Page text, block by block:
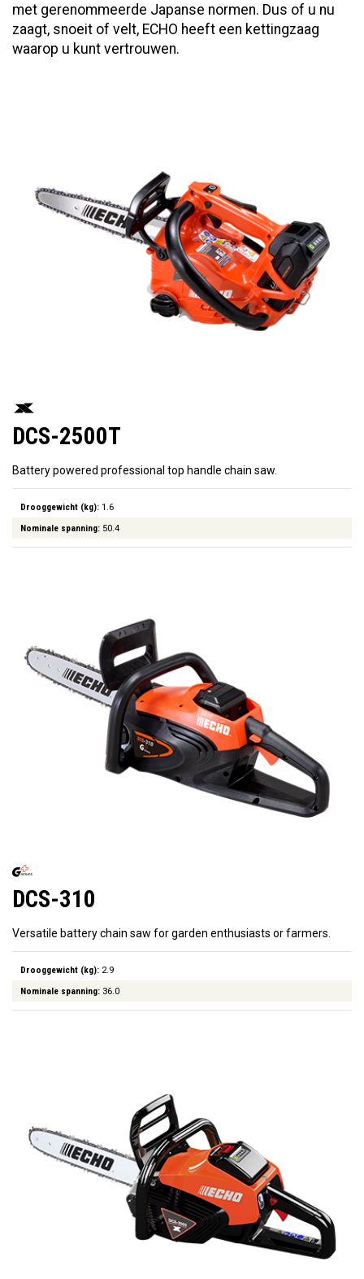
met gerenommeerde Japanse normen. Dus of u nu
zaagt, snoeit of velt, ECHO heeft een kettingzaag
waarop u kunt vertrouwen.
DCS-2500T
Battery powered professional top handle chain saw.
Drooggewicht (kg): 1.6
Nominale spanning: 50.4
DCS-310
Versatile battery chain saw for garden enthusiasts or farmers.
Drooggewicht (kg): 2.9
Nominale spanning: 36.0